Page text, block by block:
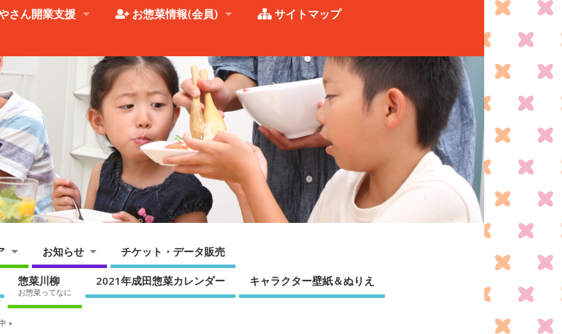
さん開業支援 お惣菜情報(会員)
サイトマップ
お知らせ チケット・データ販売
惣菜川柳
お惣菜ってなに
2021年成田惣菜カレンダー キャラクター壁紙＆ぬりえ
»